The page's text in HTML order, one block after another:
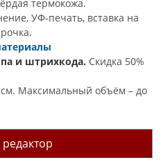
термокожа.
УФ-печать, вставка на
и штрихкода. Скидка 50%
см. Максимальный объём – до